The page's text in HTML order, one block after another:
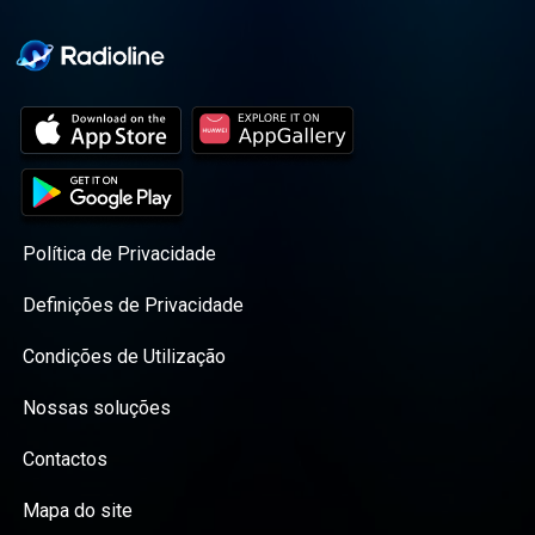
Política de Privacidade
Definições de Privacidade
Condições de Utilização
Nossas soluções
Contactos
Mapa do site